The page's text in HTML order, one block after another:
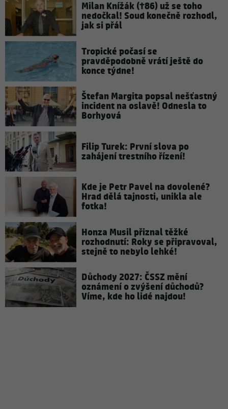
Milan Knížák (†86) už se toho
nedočkal! Soud konečně rozhodl,
jak si přál
Tropické počasí se
pravděpodobně vrátí ještě do
konce týdne!
Štefan Margita popsal nešťastný
incident na oslavě! Odnesla to
Borhyová
Filip Turek: První slova po
zahájení trestního řízení!
Kde je Petr Pavel na dovolené?
Hrad dělá tajnosti, unikla ale
fotka!
Honza Musil přiznal těžké
rozhodnutí: Roky se připravoval,
stejně to nebylo lehké!
Důchody 2027: ČSSZ mění
oznámení o zvýšení důchodů?
Víme, kde ho lidé najdou!